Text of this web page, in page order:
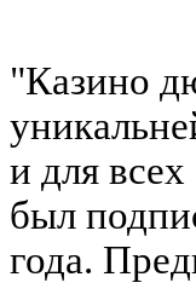
"Казино
и для
был
года.